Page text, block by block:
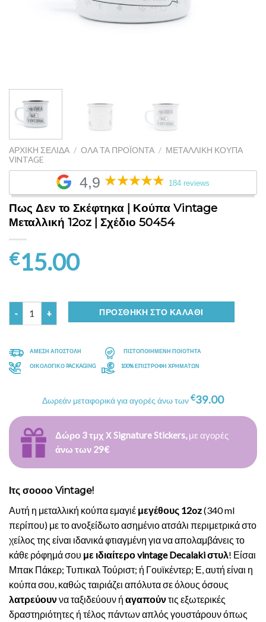
ΑΡΧΙΚΉ ΣΕΛΊΔΑ / ΌΛΑ ΤΑ ΠΡΟΪΌΝΤΑ / ΜΕΤΑΛΛΙΚΉ ΚΟΎΠΑ
VINTAGE
4,9 184 reviews
Πως Δεν το Σκέφτηκα | Κούπα Vintage
Μεταλλική 12oz | Σχέδιο 50454
€15.00
Ποσότητα ΠΡΟΣΘΉΚΗ ΣΤΟ ΚΑΛΆΘΙ
ΑΜΕΣΗ ΑΠΟΣΤΟΛΗ ΠΙΣΤΟΠΟΙΗΜΕΝΗ ΠΟΙΟΤΗΤΑ
ΟΙΚΟΛΟΓΙΚΟ PACKAGING 100% ΕΠΙΣΤΡΟΦΗ ΧΡΗΜΑΤΩΝ
Δωρεάν μεταφορικά για αγορές άνω των€39.00
Δώρο 3 τμχ Χ Signature Stickers,με αγορές
άνω των 29€
Ιτς σοοοο Vintage!
Αυτή η μεταλλική κούπα εμαγιέ μεγέθους 12oz(340 ml
περίπου) με το ανοξείδωτο ασημένιο ατσάλι περιμετρικά στο
χείλος της είναι ιδανικά φτιαγμένη για να απολαμβάνεις το
κάθε ρόφημά σου με ιδιαίτερο vintage Decalaki στυλ! Είσαι
Μπακ Πάκερ; Τυπικαλ Τούριστ; ή Γουϊκέντερ; Ε, αυτή είναι η
κούπα σου, καθώς ταιριάζει απόλυτα σε όλους όσους
λατρεύουννα ταξιδεύουν ή αγαπούντις εξωτερικές
δραστηριότητες ή τέλος πάντων απλός γουστάρουν όπως